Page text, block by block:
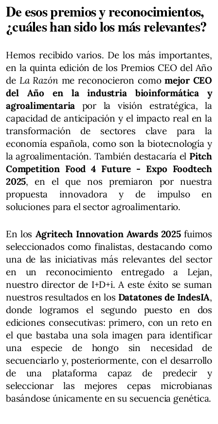
De esos premios y reconocimientos,
¿cuáles han sido los más relevantes?
Hemos recibido varios. De los más importantes,
en la quinta edición de los Premios CEO del Año
de La Razónme reconocieron comomejor CEO
del Año en la industria bioinformática y
agroalimentaria por la visión estratégica, la
capacidad de anticipación y el impacto real en la
transformación de sectores clave para la
economía española, como son la biotecnología y
la agroalimentación. También destacaría el Pitch
Competition Food 4 Future - Expo Foodtech
2025, en el que nos premiaron por nuestra
propuesta innovadora y de impulso en
soluciones para el sector agroalimentario.
En los Agritech Innovation Awards 2025fuimos
seleccionados como finalistas, destacando como
una de las iniciativas más relevantes del sector
en un reconocimiento entregado a Lejan,
nuestro director de I+D+i. A este éxito se suman
nuestros resultados en los Datatones de IndesIA,
donde logramos el segundo puesto en dos
ediciones consecutivas: primero, con un reto en
el que bastaba una sola imagen para identificar
una especie de hongo sin necesidad de
secuenciarlo y, posteriormente, con el desarrollo
de una plataforma capaz de predecir y
seleccionar las mejores cepas microbianas
basándose únicamente en su secuencia genética.